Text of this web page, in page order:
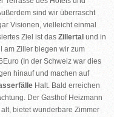
sind wir überrascht
Visionen, vielleicht einmal
Ziel ist das Zillertal und in
am Ziller biegen wir zum
(In der Schweiz war dies
hinauf und machen auf
Halt. Bald erreichen
Der Gasthof Heizmann
bietet wunderbare Zimmer